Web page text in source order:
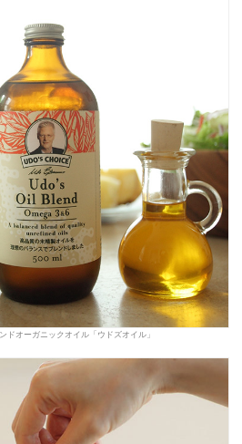
ドオーガニックオイル「ウドズオイル」